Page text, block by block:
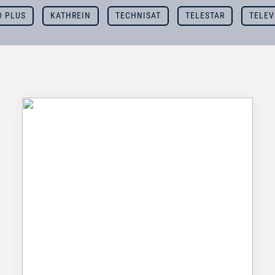
PLUS KATHREIN TECHNISAT TELESTAR